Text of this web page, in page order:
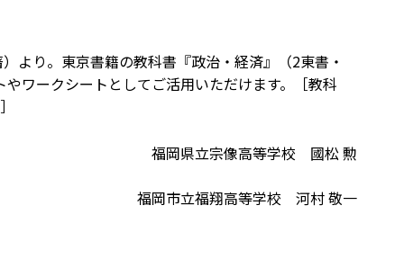
り。東京書籍の教科書『政治・経済』（2東書・
ワークシートとしてご活用いただけます。［教科
福岡県立宗像高等学校 國松 勲
福岡市立福翔高等学校 河村 敬一